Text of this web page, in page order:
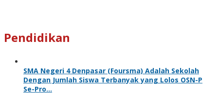
Pendidikan
SMA Negeri 4 Denpasar (Foursma) Adalah Sekolah
Dengan Jumlah Siswa Terbanyak yang Lolos OSN-P
Se-Pro…